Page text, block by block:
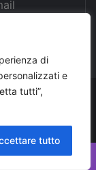
di
e
tutti”,
tutto
giornalisti
n. 569/2000 del